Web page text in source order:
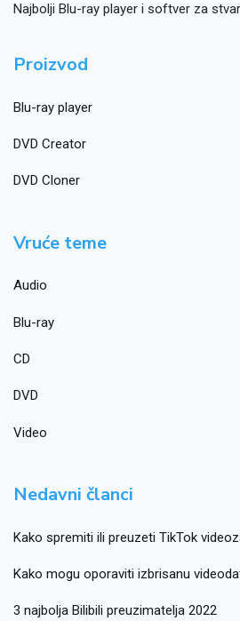
Najbolji Blu-ray player i softver za
Proizvod
Blu-ray player
DVD Creator
DVD Cloner
Vruće teme
Audio
Blu-ray
CD
DVD
Video
Nedavni članci
Kako spremiti ili preuzeti TikTok
Kako mogu oporaviti izbrisanu
3 najbolja Bilibili preuzimatelja 2022